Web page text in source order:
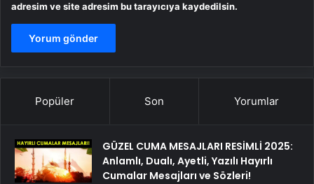
adresim ve site adresim bu tarayıcıya kaydedilsin.
Popüler Son Yorumlar
GÜZEL CUMA MESAJLARI RESİMLİ 2025:
Anlamlı, Dualı, Ayetli, Yazılı Hayırlı
Cumalar Mesajları ve Sözleri!